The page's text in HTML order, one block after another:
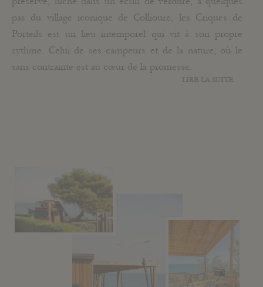
pas du village iconique de Collioure, les Criques de
Porteils est un lieu intemporel qui vit à son propre
rythme. Celui de ses campeurs et de la nature, où le
sans contrainte est au cœur de la promesse.
LIRE LA SUITE